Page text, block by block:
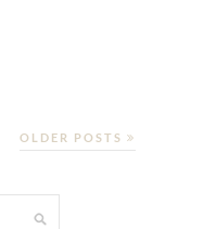
OLDER POSTS